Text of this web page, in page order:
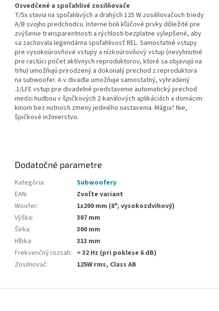
Osvedčené a spoľahlivé zosilňovače
T/5x stavia na spoľahlivých a drahých 125 W zosilňovačoch triedy
A/B svojho predchodcu. Interne boli kľúčové prvky dôležité pre
zvýšenie transparentnosti a rýchlosti bezplatne vylepšené, aby
sa zachovala legendárna spoľahlivosť REL. Samostatné vstupy
pre vysokoúrovňové vstupy a nízkoúrovňový vstup (nevyhnutné
pre rastúci počet aktívnych reproduktorov, ktoré sa objavujú na
trhu) umožňujú prirodzený a dokonalý prechod z reproduktora
na subwoofer. A v divadle umožňuje samostatný, vyhradený
.1/LFE vstup pre divadelné predstavenie automatický prechod
medzi hudbou v špičkových 2-kanálových aplikáciách a domácim
kinom bez nutnosti zmeny jediného nastavenia. Mágia? Nie,
špičkové inžinierstvo.
Dodatočné parametre
Kategória:
Subwoofery
EAN:
Zvoľte variant
Woofer:
1x200 mm (8", vysokozdvihový)
Výška:
307 mm
Šírka:
300 mm
Hĺbka:
313 mm
Frekvenčný rozsah: < 32 Hz (pri poklese 6 dB)
Zosilnovač: 125W rms, Class AB